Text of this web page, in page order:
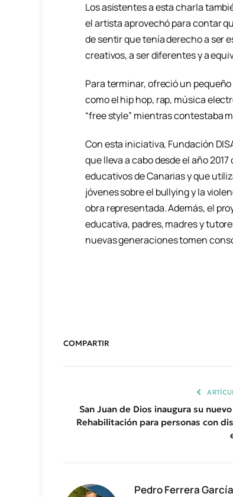
Los asistentes a esta charla
el artista aprovechó para contar
de sentir que tenía derecho a ser
creativos, a ser diferentes y a
Para terminar, ofreció un
como el hip hop, rap, música
“free style” mientras contestaba
Con esta iniciativa, Fundación
que lleva a cabo desde el año
educativos de Canarias y que
jóvenes sobre el bullying y la
obra representada. Además, el
educativa, padres, madres y
nuevas generaciones tomen
COMPARTIR
San Juan de Dios inaugura su
Rehabilitación para personas con
Pedro Ferrera García